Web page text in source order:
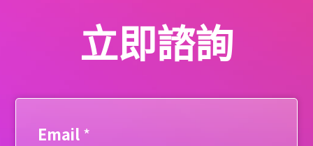
立即諮詢
Email*